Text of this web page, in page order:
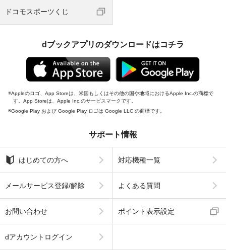
ドコモスポーツくじ
dブックアプリのダウンロードはコチラ
Appleのロゴ、App Storeは、米国もしくはその他の国や地域におけるApple Inc.の商標で
す。App Storeは、Apple Inc.のサービスマークです。
Google Play および Google Play ロゴは Google LLC の商標です。
サポート情報
はじめての方へ 対応機種一覧
メールサービス登録/解除 よくある質問
お問い合わせ ポイント表示設定
dアカウントログイン